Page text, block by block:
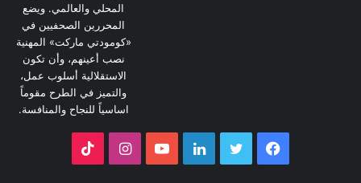
المحلي والعالمي. ويضع
المحررين الصحفيين في
«كومودتي ماركت» المهنية
نصب أعينهم، وأن تكون
الاستقلالية أسلوب عمل،
والتميز في الطرح مقوماً
اساسياً للنجاح والمنافسة.
فيسبوك تويتر لينكدإنيوتيوبانستقرام